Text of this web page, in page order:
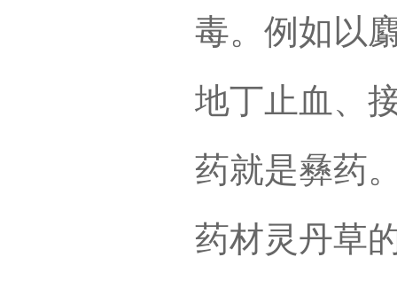
毒。例如以
地丁止血、
药就是彝药
药材灵丹草